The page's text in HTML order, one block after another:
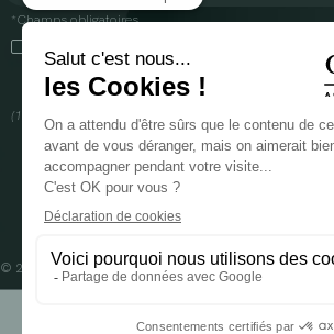
*Champs obligatoires
En cliquant sur cette case, j’accepte que
communiquer des informations commerciales
gestion de vos données et vos droits, rendez-vous
(1) Coopération pharmaceutique Française, RCS
© 2024 OENOBIOL PARISMentions légalesConditions
Les complément